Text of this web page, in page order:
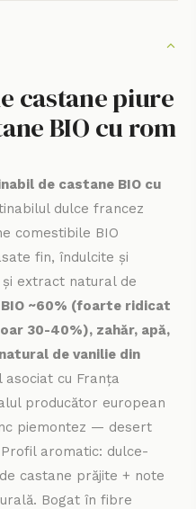
castane piure
BIO cu rom
de castane BIO cu
dulce francez
comestibile BIO
fin, îndulcite și
extract natural de
~60% (foarte ridicat
30-40%), zahăr, apă,
de vanilie din
asociat cu Franța
producător european
piemontez — desert
aromatic: dulce-
castane prăjite + note
Bogat în fibre